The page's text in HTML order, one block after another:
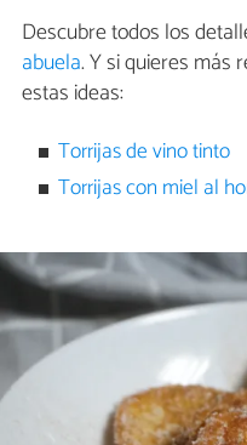
Descubre todos los
abuela. Y si quieres más
estas ideas:
Torrijas de vino tinto
Torrijas con miel al